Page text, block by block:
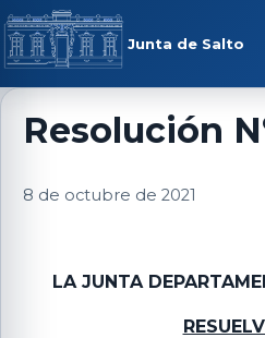
Saltar al contenido
Junta de Salto
menú
Resolución
8 de octubre de 2021
LA JUNTA